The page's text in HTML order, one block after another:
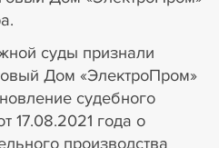
суды признали
Дом «ЭлектроПром»
судебного
17.08.2021 года о
производства